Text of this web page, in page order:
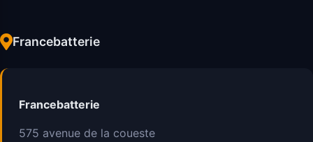
Francebatterie
Francebatterie
575 avenue de la coueste